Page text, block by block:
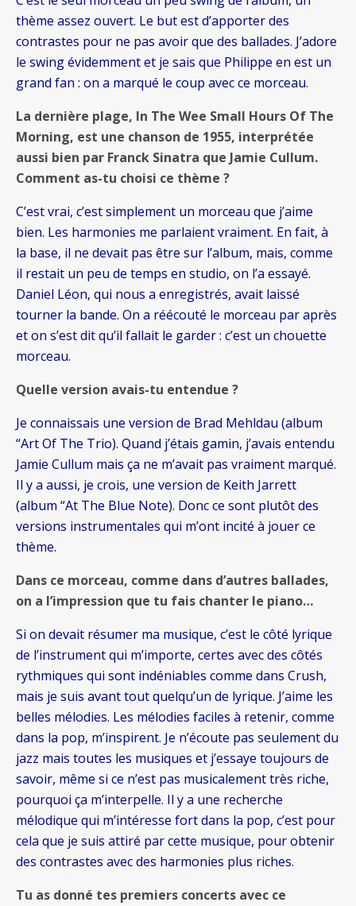
thème assez ouvert. Le but est d’apporter des
contrastes pour ne pas avoir que des ballades. J’adore
le swing évidemment et je sais que Philippe en est un
grand fan : on a marqué le coup avec ce morceau.
La dernière plage, In The Wee Small Hours Of The
Morning, est une chanson de 1955, interprétée
aussi bien par Franck Sinatra que Jamie Cullum.
Comment as-tu choisi ce thème ?
C’est vrai, c’est simplement un morceau que j’aime
bien. Les harmonies me parlaient vraiment. En fait, à
la base, il ne devait pas être sur l’album, mais, comme
il restait un peu de temps en studio, on l’a essayé.
Daniel Léon, qui nous a enregistrés, avait laissé
tourner la bande. On a réécouté le morceau par après
et on s’est dit qu’il fallait le garder : c’est un chouette
morceau.
Quelle version avais-tu entendue ?
Je connaissais une version de Brad Mehldau (album
“Art Of The Trio). Quand j’étais gamin, j’avais entendu
Jamie Cullum mais ça ne m’avait pas vraiment marqué.
Il y a aussi, je crois, une version de Keith Jarrett
(album “At The Blue Note). Donc ce sont plutôt des
versions instrumentales qui m’ont incité à jouer ce
thème.
Dans ce morceau, comme dans d’autres ballades,
on a l’impression que tu fais chanter le piano…
Si on devait résumer ma musique, c’est le côté lyrique
de l’instrument qui m’importe, certes avec des côtés
rythmiques qui sont indéniables comme dans Crush,
mais je suis avant tout quelqu’un de lyrique. J’aime les
belles mélodies. Les mélodies faciles à retenir, comme
dans la pop, m’inspirent. Je n’écoute pas seulement du
jazz mais toutes les musiques et j’essaye toujours de
savoir, même si ce n’est pas musicalement très riche,
pourquoi ça m’interpelle. Il y a une recherche
mélodique qui m’intéresse fort dans la pop, c’est pour
cela que je suis attiré par cette musique, pour obtenir
des contrastes avec des harmonies plus riches.
Tu as donné tes premiers concerts avec ce